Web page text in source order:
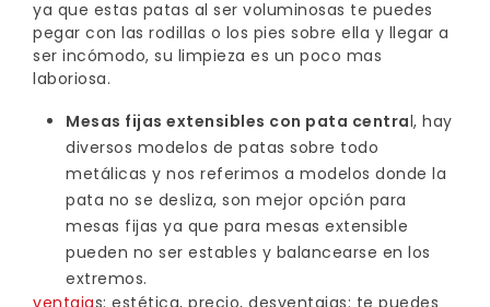
ya que estas patas al ser voluminosas te puedes
pegar con las rodillas o los pies sobre ella y llegar a
ser incómodo, su limpieza es un poco mas
laboriosa.
Mesas fijas extensibles con pata central, hay
diversos modelos de patas sobre todo
metálicas y nos referimos a modelos donde la
pata no se desliza, son mejor opción para
mesas fijas ya que para mesas extensible
pueden no ser estables y balancearse en los
extremos.